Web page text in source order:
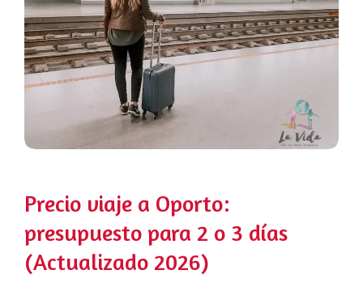
Precio viaje a Oporto:
presupuesto para 2 o 3 días
(Actualizado 2026)